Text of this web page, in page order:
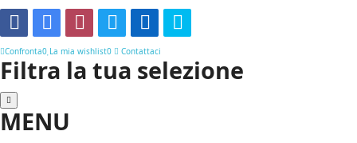
Confronta0 La mia wishlist0 Contattaci
Filtra la tua selezione
MENU